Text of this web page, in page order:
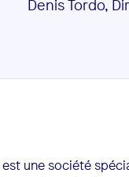
Denis Tordo,
est une société